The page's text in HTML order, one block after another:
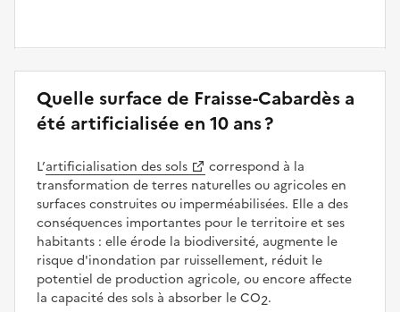
Quelle surface de Fraisse-Cabardès a
été artificialisée en 10 ans ?
L’artificialisation des sols
correspond à la
transformation de terres naturelles ou agricoles en
surfaces construites ou imperméabilisées. Elle a des
conséquences importantes pour le territoire et ses
habitants : elle érode la biodiversité, augmente le
risque d'inondation par ruissellement, réduit le
potentiel de production agricole, ou encore affecte
la capacité des sols à absorber le CO2.